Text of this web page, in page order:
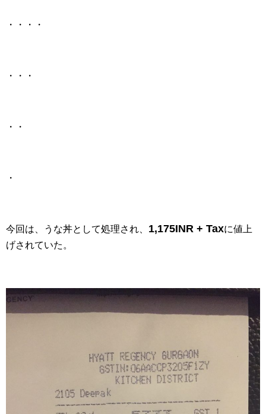
・・・・
・・・
・・
・
今回は、うな丼として処理され、 1,175INR + Taxに値上
げされていた。